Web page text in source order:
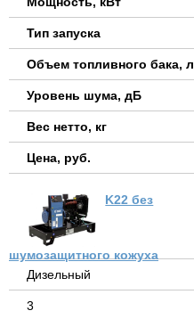
Тип запуска
Объем топливного бака, л
Уровень шума, дБ
Вес нетто, кг
Цена, руб.
K22 без
шумозащитного кожуха
Дизельный
3